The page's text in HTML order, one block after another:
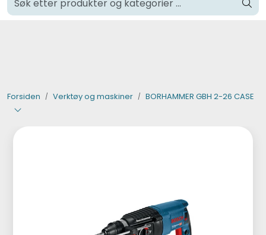
Skip to main content Klikk og hent i Oslo
Forsiden Verktøy og maskiner BORHAMMER GBH 2-26 CASE
Byggevarer